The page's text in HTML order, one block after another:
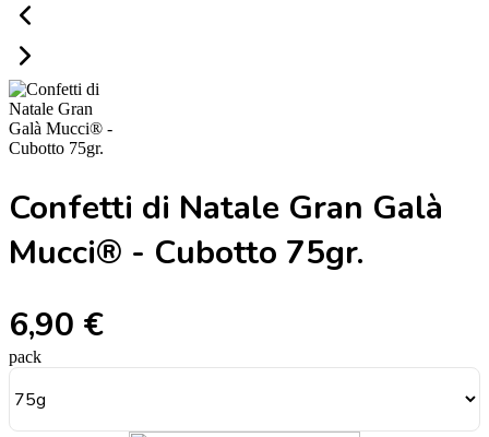
Confetti di Natale Gran Galà
Mucci® - Cubotto 75gr.
6,90 €
pack